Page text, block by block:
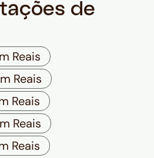
de
Reais
Reais
Reais
Reais
Reais